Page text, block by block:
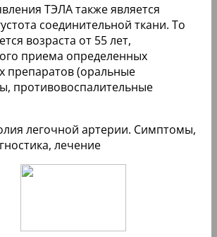
ТЭЛА также является
соединительной ткани. То
возраста от 55 лет,
приема определенных
препаратов (оральные
противовоспалительные